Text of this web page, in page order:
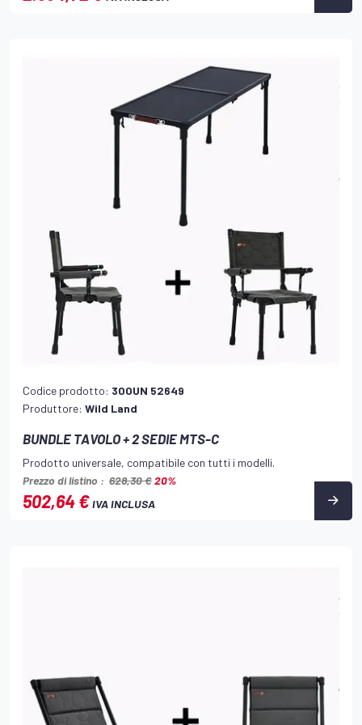
Codice prodotto: 300UN 52649
Produttore: Wild Land
BUNDLE TAVOLO + 2 SEDIE MTS-C
Prodotto universale, compatibile con tutti i modelli.
Prezzo di listino : 628,30 €20%
502,64 €IVA INCLUSA